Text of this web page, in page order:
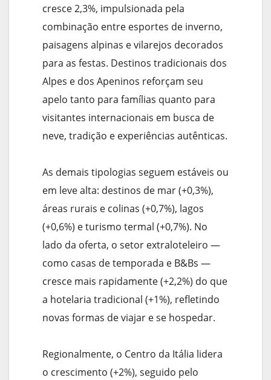
cresce 2,3%, impulsionada pela
combinação entre esportes de inverno,
paisagens alpinas e vilarejos decorados
para as festas. Destinos tradicionais dos
Alpes e dos Apeninos reforçam seu
apelo tanto para famílias quanto para
visitantes internacionais em busca de
neve, tradição e experiências autênticas.
As demais tipologias seguem estáveis ou
em leve alta: destinos de mar (+0,3%),
áreas rurais e colinas (+0,7%), lagos
(+0,6%) e turismo termal (+0,7%). No
lado da oferta, o setor extraloteleiro —
como casas de temporada e B&Bs —
cresce mais rapidamente (+2,2%) do que
a hotelaria tradicional (+1%), refletindo
novas formas de viajar e se hospedar.
Regionalmente, o Centro da Itália lidera
o crescimento (+2%), seguido pelo